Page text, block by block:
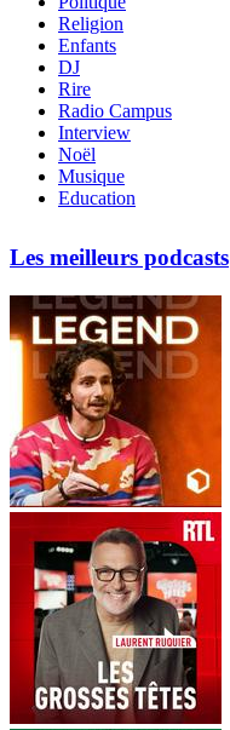
Religion
Enfants
DJ
Rire
Radio Campus
Interview
Noël
Musique
Education
Les meilleurs podcasts